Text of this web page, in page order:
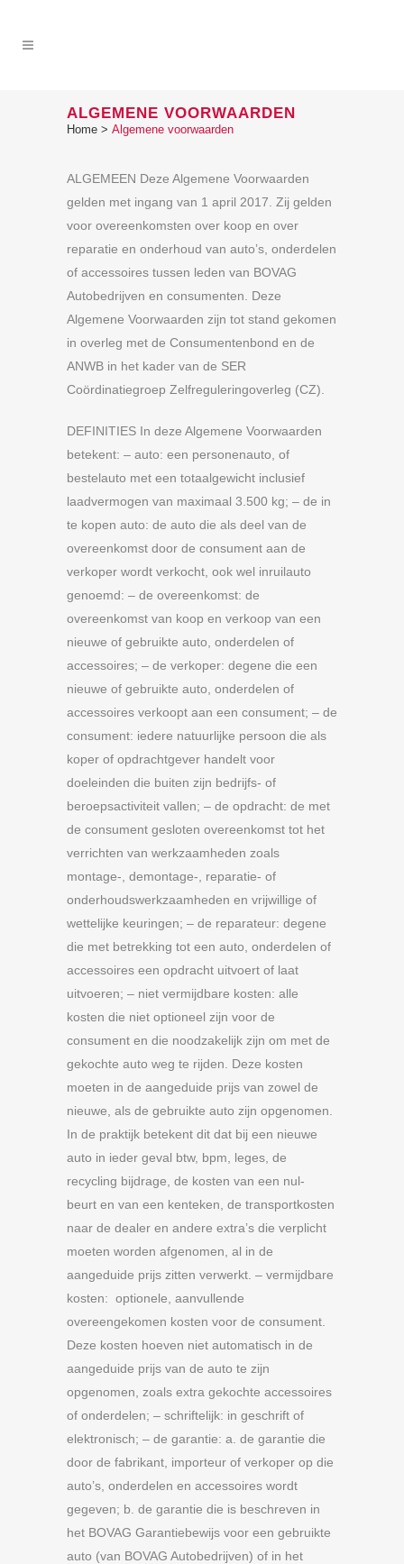
ALGEMENE VOORWAARDEN
Home > Algemene voorwaarden
ALGEMEEN Deze Algemene Voorwaarden
gelden met ingang van 1 april 2017. Zij gelden
voor overeenkomsten over koop en over
reparatie en onderhoud van auto’s, onderdelen
of accessoires tussen leden van BOVAG
Autobedrijven en consumenten. Deze
Algemene Voorwaarden zijn tot stand gekomen
in overleg met de Consumentenbond en de
ANWB in het kader van de SER
Coördinatiegroep Zelfreguleringoverleg (CZ).
DEFINITIES In deze Algemene Voorwaarden
betekent: – auto: een personenauto, of
bestelauto met een totaalgewicht inclusief
laadvermogen van maximaal 3.500 kg; – de in
te kopen auto: de auto die als deel van de
overeenkomst door de consument aan de
verkoper wordt verkocht, ook wel inruilauto
genoemd: – de overeenkomst: de
overeenkomst van koop en verkoop van een
nieuwe of gebruikte auto, onderdelen of
accessoires; – de verkoper: degene die een
nieuwe of gebruikte auto, onderdelen of
accessoires verkoopt aan een consument; – de
consument: iedere natuurlijke persoon die als
koper of opdrachtgever handelt voor
doeleinden die buiten zijn bedrijfs- of
beroepsactiviteit vallen; – de opdracht: de met
de consument gesloten overeenkomst tot het
verrichten van werkzaamheden zoals
montage-, demontage-, reparatie- of
onderhoudswerkzaamheden en vrijwillige of
wettelijke keuringen; – de reparateur: degene
die met betrekking tot een auto, onderdelen of
accessoires een opdracht uitvoert of laat
uitvoeren; – niet vermijdbare kosten: alle
kosten die niet optioneel zijn voor de
consument en die noodzakelijk zijn om met de
gekochte auto weg te rijden. Deze kosten
moeten in de aangeduide prijs van zowel de
nieuwe, als de gebruikte auto zijn opgenomen.
In de praktijk betekent dit dat bij een nieuwe
auto in ieder geval btw, bpm, leges, de
recycling bijdrage, de kosten van een nul-
beurt en van een kenteken, de transportkosten
naar de dealer en andere extra’s die verplicht
moeten worden afgenomen, al in de
aangeduide prijs zitten verwerkt. – vermijdbare
kosten: optionele, aanvullende
overeengekomen kosten voor de consument.
Deze kosten hoeven niet automatisch in de
aangeduide prijs van de auto te zijn
opgenomen, zoals extra gekochte accessoires
of onderdelen; – schriftelijk: in geschrift of
elektronisch; – de garantie: a. de garantie die
door de fabrikant, importeur of verkoper op die
auto’s, onderdelen en accessoires wordt
gegeven; b. de garantie die is beschreven in
het BOVAG Garantiebewijs voor een gebruikte
auto (van BOVAG Autobedrijven) of in het